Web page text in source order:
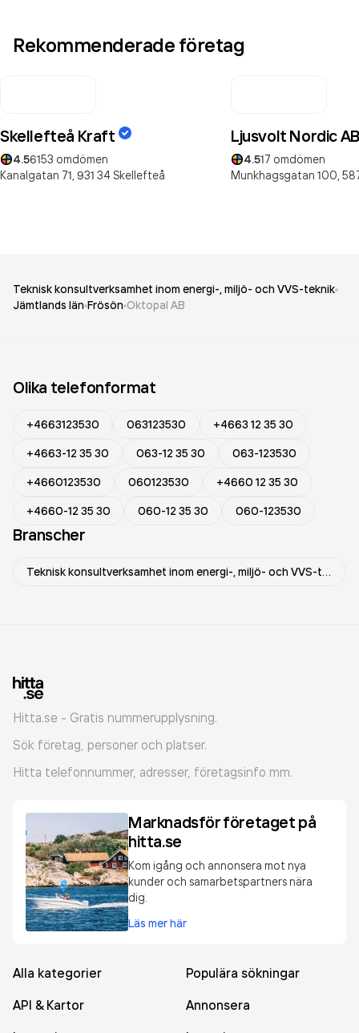
Rekommenderade företag
Skellefteå Kraft
4.56153 omdömen
Kanalgatan 71, 931 34 Skellefteå
Ljusvolt Nordic AB
4.517 omdömen
Munkhagsgatan 100,
Teknisk konsultverksamhet inom energi-, miljö- och VVS-teknik
Jämtlands län Frösön Oktopal AB
Olika telefonformat
+4663123530 063123530
+4663 12 35 30
+4663-12 35 30
063-12 35 30
063-123530
+4660123530
060123530
+4660 12 35 30
+4660-12 35 30
060-12 35 30 060-123530
Branscher
Teknisk konsultverksamhet inom energi-, miljö- och VVS-teknik
Hitta.se - Gratis nummerupplysning.
Sök företag, personer och platser.
Hitta telefonnummer, adresser, företagsinfo mm.
Marknadsför företaget på
hitta.se
Kom igång och annonsera mot nya
kunder och samarbetspartners nära
dig.
Läs mer här
Alla kategorier
Populära sökningar
API & Kartor
Annonsera